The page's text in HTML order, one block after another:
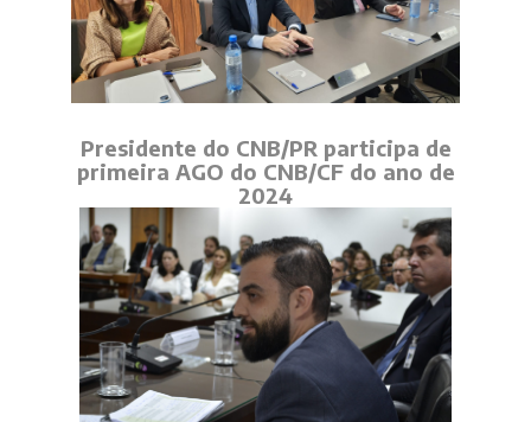
Presidente do CNB/PR participa de
primeira AGO do CNB/CF do ano de
2024